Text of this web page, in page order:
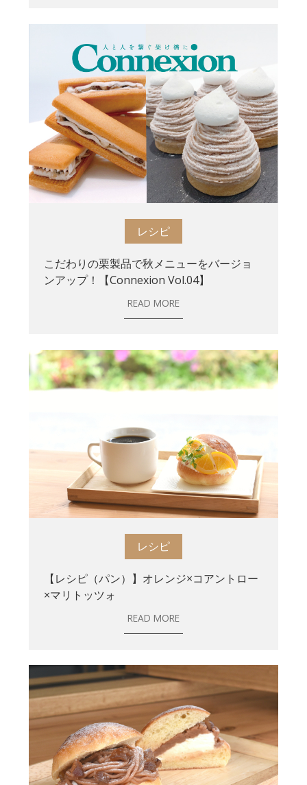
レシピ
こだわりの栗製品で秋メニューをバージョ
ンアップ！【Connexion Vol.04】
READ MORE
レシピ
【レシピ（パン）】オレンジ×コアントロー
×マリトッツォ
READ MORE